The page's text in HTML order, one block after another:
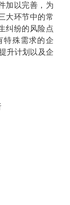
加以完善，为
大环节中的常
纠纷的风险点
特殊需求的企
升计划以及企